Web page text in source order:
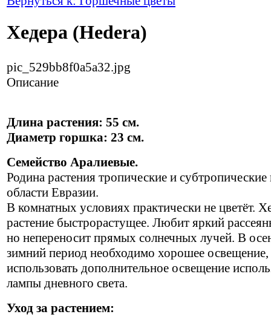
Хедера (Hedera)
pic_529bb8f0a5a32.jpg
Описание
Длина растения: 55 см.
Диаметр горшка: 23 см.
Семейство Аралиевые.
Родина растения тропические и
области Евразии.
В комнатных условиях практически не цветёт.
растение быстрорастущее. Любит яркий
но непереносит прямых солнечных лучей. В
зимний период необходимо хорошее
использовать дополнительное освещение
лампы дневного света.
Уход за растением: